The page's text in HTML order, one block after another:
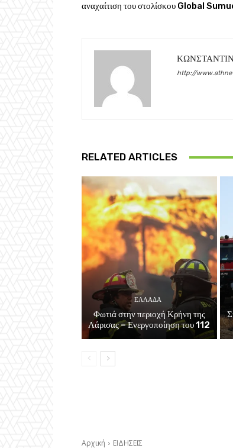
αναχαίτιση του στολίσκου Global
http://
RELATED ARTICLES
ΕΛΛΑΔΑ
Φωτιά στην περιοχή Κρήνη της
Λάρισας – Ενεργοποίηση του 112